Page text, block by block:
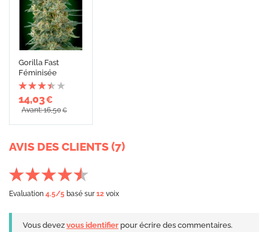
Gorilla Fast
Féminisée
14,03€
Avant: 16,50€
AVIS DES CLIENTS (7)
Evaluation 4.5/5 basé sur12 voix
Vous devez vous identifier pour écrire des commentaires.